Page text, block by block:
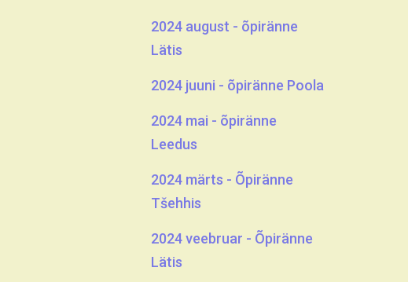
2024 august - õpiränne
Lätis
2024 juuni - õpiränne Poola
2024 mai - õpiränne
Leedus
2024 märts - Õpiränne
Tšehhis
2024 veebruar - Õpiränne
Lätis